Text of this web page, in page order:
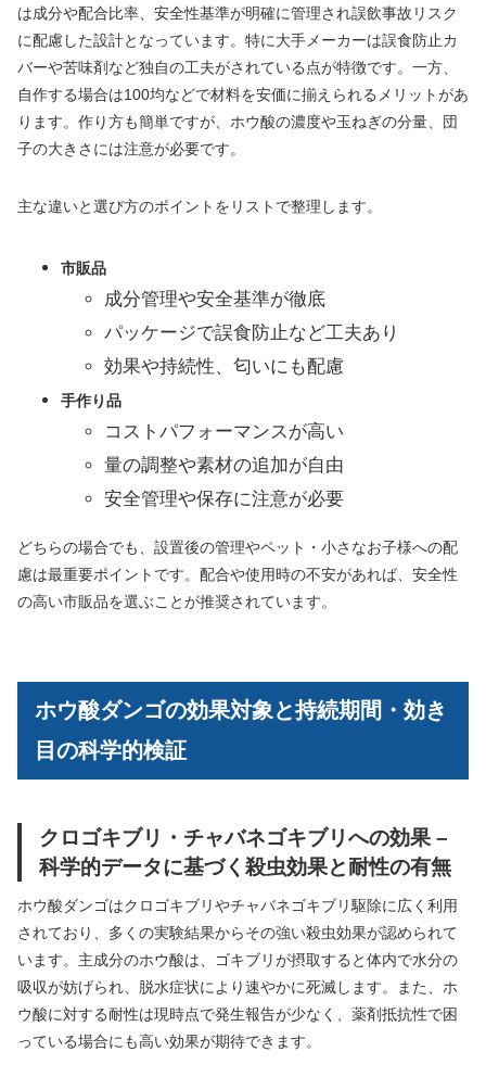
は成分や配合比率、安全性基準が明確に管理され誤飲事故リスク
に配慮した設計となっています。特に大手メーカーは誤食防止カ
バーや苦味剤など独自の工夫がされている点が特徴です。一方、
自作する場合は100均などで材料を安価に揃えられるメリットがあ
ります。作り方も簡単ですが、ホウ酸の濃度や玉ねぎの分量、団
子の大きさには注意が必要です。
主な違いと選び方のポイントをリストで整理します。
市販品
成分管理や安全基準が徹底
パッケージで誤食防止など工夫あり
効果や持続性、匂いにも配慮
手作り品
コストパフォーマンスが高い
量の調整や素材の追加が自由
安全管理や保存に注意が必要
どちらの場合でも、設置後の管理やペット・小さなお子様への配
慮は最重要ポイントです。配合や使用時の不安があれば、安全性
の高い市販品を選ぶことが推奨されています。
ホウ酸ダンゴの効果対象と持続期間・効き
目の科学的検証
クロゴキブリ・チャバネゴキブリへの効果 –
科学的データに基づく殺虫効果と耐性の有無
ホウ酸ダンゴはクロゴキブリやチャバネゴキブリ駆除に広く利用
されており、多くの実験結果からその強い殺虫効果が認められて
います。主成分のホウ酸は、ゴキブリが摂取すると体内で水分の
吸収が妨げられ、脱水症状により速やかに死滅します。また、ホ
ウ酸に対する耐性は現時点で発生報告が少なく、薬剤抵抗性で困
っている場合にも高い効果が期待できます。